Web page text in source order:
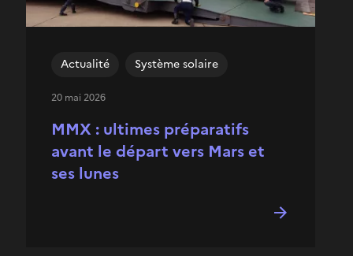
MMX : ultimes préparatifs
avant le départ vers Mars et
ses lunes
Actualité Système solaire
20 mai 2026